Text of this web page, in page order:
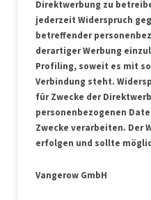
Direktwerbung zu
jederzeit Widerspruch
betreffender
derartiger Werbung
Profiling, soweit es mit
Verbindung steht.
für Zwecke der
personenbezogenen
Zwecke verarbeiten. Der
erfolgen und sollte
Vangerow GmbH